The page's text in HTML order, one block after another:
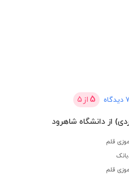
5 از 5
از دانشگاه شاهرود
قلم
قلم